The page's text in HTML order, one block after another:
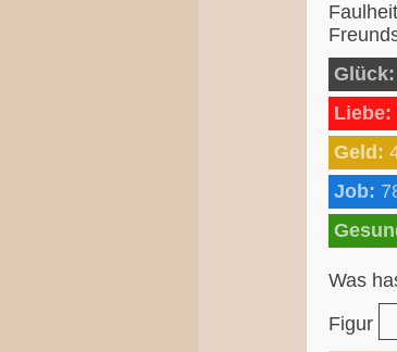
Glück:
Liebe:
Geld:
Job:
Was
Figur